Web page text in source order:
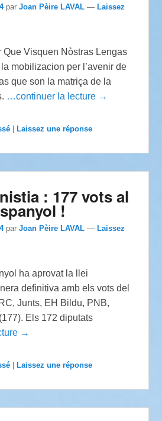
parJoan Pèire LAVAL —Laissez
Que Visquen Nòstras Lengas
mobilizacion per l’avenir de
que son la matriça de la
…continuer la lecture →
|Laissez une réponse
: 177 vots al
!
parJoan Pèire LAVAL — Laissez
ha aprovat la llei
definitiva amb els vots del
Junts, EH Bildu, PNB,
Els 172 diputats
→
Laissez une réponse